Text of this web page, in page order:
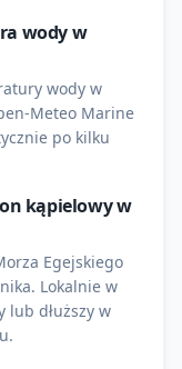
wody w
wody w
Meteo Marine
po kilku
kąpielowy w
Egejskiego
Lokalnie w
lub dłuższy w